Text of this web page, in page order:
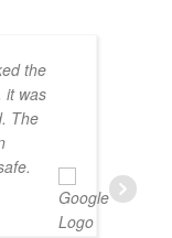
the
it was
The